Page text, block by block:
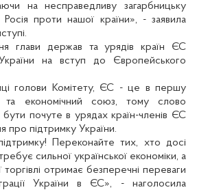
на несправедливу загарбницьку
Росія проти нашої країни», - заявила
глави держав та урядів країн ЄС
на вступ до Європейського
голови Комітету, ЄС - це в першу
та економічний союз, тому слово
бути почуте в урядах країн-членів ЄС
про підтримку України.
Переконайте тих, хто досі
сильної української економіки, а
отримає безперечні переваги
України в ЄС», - наголосила